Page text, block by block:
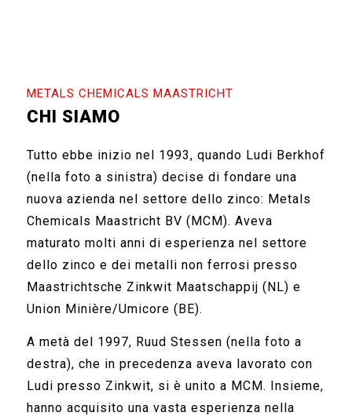
METALS CHEMICALS MAASTRICHT
CHI SIAMO
Tutto ebbe inizio nel 1993, quando Ludi Berkhof
(nella foto a sinistra) decise di fondare una
nuova azienda nel settore dello zinco: Metals
Chemicals Maastricht BV (MCM). Aveva
maturato molti anni di esperienza nel settore
dello zinco e dei metalli non ferrosi presso
Maastrichtsche Zinkwit Maatschappij (NL) e
Union Minière/Umicore (BE).
A metà del 1997, Ruud Stessen (nella foto a
destra), che in precedenza aveva lavorato con
Ludi presso Zinkwit, si è unito a MCM. Insieme,
hanno acquisito una vasta esperienza nella